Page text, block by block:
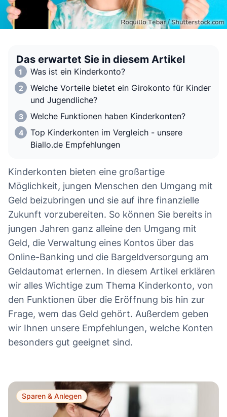
Das erwartet Sie in diesem Artikel
Was ist ein Kinderkonto?
Welche Vorteile bietet ein Girokonto für Kinder
und Jugendliche?
Welche Funktionen haben Kinderkonten?
Top Kinderkonten im Vergleich - unsere
Biallo.de Empfehlungen
Kinderkonten bieten eine großartige
Möglichkeit, jungen Menschen den Umgang mit
Geld beizubringen und sie auf ihre finanzielle
Zukunft vorzubereiten. So können Sie bereits in
jungen Jahren ganz alleine den Umgang mit
Geld, die Verwaltung eines Kontos über das
Online-Banking und die Bargeldversorgung am
Geldautomat erlernen. In diesem Artikel erklären
wir alles Wichtige zum Thema Kinderkonto, von
den Funktionen über die Eröffnung bis hin zur
Frage, wem das Geld gehört. Außerdem geben
wir Ihnen unsere Empfehlungen, welche Konten
besonders gut geeignet sind.
Sparen & Anlegen